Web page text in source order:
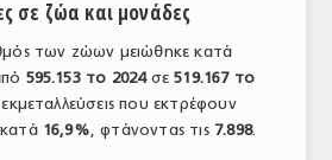
σε ζώα και μονάδες
των ζώων μειώθηκε κατά
595.153 το 2024σε519.167 το
που εκτρέφουν
16,9%, φτάνοντας τις 7.898.